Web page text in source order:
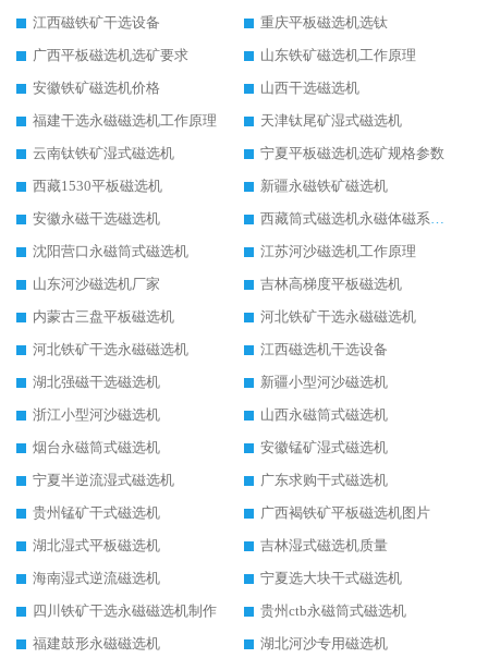
江西磁铁矿干选设备
重庆平板磁选机选钛
广西平板磁选机选矿要求
山东铁矿磁选机工作原理
安徽铁矿磁选机价格
山西干选磁选机
福建干选永磁磁选机工作原理
天津钛尾矿湿式磁选机
云南钛铁矿湿式磁选机
宁夏平板磁选机选矿规格参数
西藏1530平板磁选机
新疆永磁铁矿磁选机
安徽永磁干选磁选机
西藏筒式磁选机永磁体磁系设计
沈阳营口永磁筒式磁选机
江苏河沙磁选机工作原理
山东河沙磁选机厂家
吉林高梯度平板磁选机
内蒙古三盘平板磁选机
河北铁矿干选永磁磁选机
河北铁矿干选永磁磁选机
江西磁选机干选设备
湖北强磁干选磁选机
新疆小型河沙磁选机
浙江小型河沙磁选机
山西永磁筒式磁选机
烟台永磁筒式磁选机
安徽锰矿湿式磁选机
宁夏半逆流湿式磁选机
广东求购干式磁选机
贵州锰矿干式磁选机
广西褐铁矿平板磁选机图片
湖北湿式平板磁选机
吉林湿式磁选机质量
海南湿式逆流磁选机
宁夏选大块干式磁选机
四川铁矿干选永磁磁选机制作
贵州ctb永磁筒式磁选机
福建鼓形永磁磁选机
湖北河沙专用磁选机